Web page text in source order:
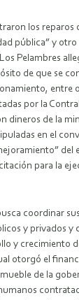
los reparos
pública” y otro
Pelambres
de que se
entre
por la
dineros de la
en el
del
para la
coordinar
y privados y
y crecimiento
otorgó el
de la